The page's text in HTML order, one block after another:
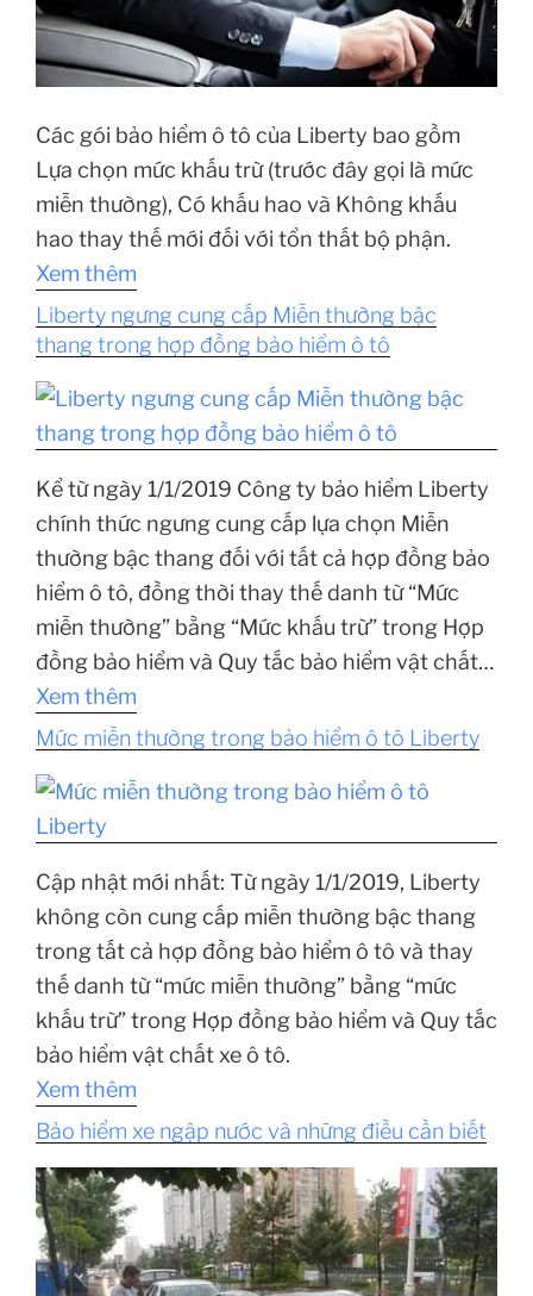
Các gói bảo hiểm ô tô của Liberty bao gồm
Lựa chọn mức khấu trừ (trước đây gọi là mức
miễn thường), Có khấu hao và Không khấu
hao thay thế mới đối với tổn thất bộ phận.
Xem thêm
Liberty ngưng cung cấp Miễn thường bậc
thang trong hợp đồng bảo hiểm ô tô
Kể từ ngày 1/1/2019 Công ty bảo hiểm Liberty
chính thức ngưng cung cấp lựa chọn Miễn
thường bậc thang đối với tất cả hợp đồng bảo
hiểm ô tô, đồng thời thay thế danh từ “Mức
miễn thường” bằng “Mức khấu trừ” trong Hợp
đồng bảo hiểm và Quy tắc bảo hiểm vật chất…
Xem thêm
Mức miễn thường trong bảo hiểm ô tô Liberty
Cập nhật mới nhất: Từ ngày 1/1/2019, Liberty
không còn cung cấp miễn thường bậc thang
trong tất cả hợp đồng bảo hiểm ô tô và thay
thế danh từ “mức miễn thường” bằng “mức
khấu trừ” trong Hợp đồng bảo hiểm và Quy tắc
bảo hiểm vật chất xe ô tô.
Xem thêm
Bảo hiểm xe ngập nước và những điều cần biết